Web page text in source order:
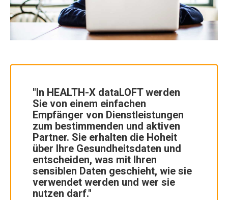
"In HEALTH-X dataLOFT werden
Sie von einem einfachen
Empfänger von Dienstleistungen
zum bestimmenden und aktiven
Partner. Sie erhalten die Hoheit
über Ihre Gesundheitsdaten und
entscheiden, was mit Ihren
sensiblen Daten geschieht, wie sie
verwendet werden und wer sie
nutzen darf."